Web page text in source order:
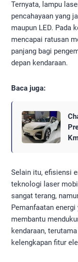
Ternyata, lampu
pencahayaan yang
maupun LED. Pada
mencapai ratusan
panjang bagi
depan kendaraan.
Baca juga:
Selain itu, efisiensi
teknologi laser
sangat terang,
Pemanfaatan
membantu
kendaraan,
kelengkapan fitur